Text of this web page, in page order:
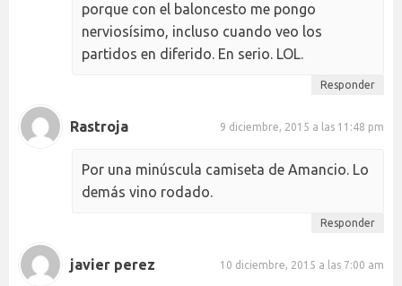
porque con el baloncesto me pongo
nerviosísimo, incluso cuando veo los
partidos en diferido. En serio. LOL.
Responder
Rastroja 9 diciembre, 2015 a las 11:48 pm
Por una minúscula camiseta de Amancio. Lo
demás vino rodado.
Responder
javier perez 10 diciembre, 2015 a las 7:00 am